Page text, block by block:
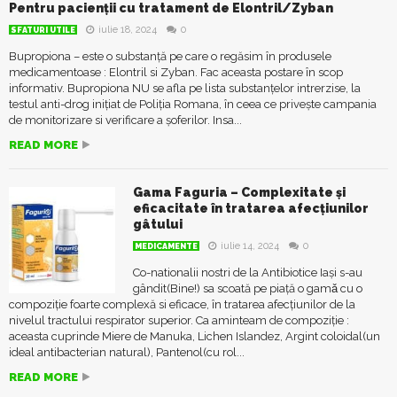
Pentru pacienții cu tratament de Elontril/Zyban
SFATURI UTILE iulie 18, 2024 0
Bupropiona – este o substanță pe care o regăsim în produsele
medicamentoase : Elontril si Zyban. Fac aceasta postare în scop
informativ. Bupropiona NU se afla pe lista substanțelor intrerzise, la
testul anti-drog inițiat de Poliția Romana, în ceea ce privește campania
de monitorizare si verificare a șoferilor. Insa...
READ MORE
Gama Faguria – Complexitate și
eficacitate în tratarea afecțiunilor
gâtului
MEDICAMENTE iulie 14, 2024 0
Co-nationalii nostri de la Antibiotice Iași s-au
gândit(Bine!) sa scoată pe piață o gamǎ cu o
compoziție foarte complexă si eficace, în tratarea afecțiunilor de la
nivelul tractului respirator superior. Ca aminteam de compoziție :
aceasta cuprinde Miere de Manuka, Lichen Islandez, Argint coloidal(un
ideal antibacterian natural), Pantenol(cu rol...
READ MORE